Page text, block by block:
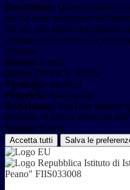
Descrizione: Questo cookie è
traccia delle preferenze
nei siti; può anche determinare
utilizzando la nuova o la
Youtube.
Durata: 6 mesi
Nome: DEVICE_INFO
Tipologia: analitico
Proprieta: Terza-parte
Descrizione: YouTube utilizza
tipologia di device utilizzata
Durata: 6 mesi
Accetta tutti Salva le
Istituto di
Peano" FIIS033008